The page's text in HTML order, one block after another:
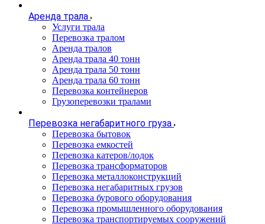
Аренда трала
Услуги трала
Перевозка тралом
Аренда тралов
Аренда трала 40 тонн
Аренда трала 50 тонн
Аренда трала 60 тонн
Перевозка контейнеров
Грузоперевозки тралами
Перевозка негабаритного груза
Перевозка бытовок
Перевозка емкостей
Перевозка катеров/лодок
Перевозка трансформаторов
Перевозка металлоконструкций
Перевозка негабаритных грузов
Перевозка бурового оборудования
Перевозка промышленного оборудования
Перевозка транспортируемых сооружений